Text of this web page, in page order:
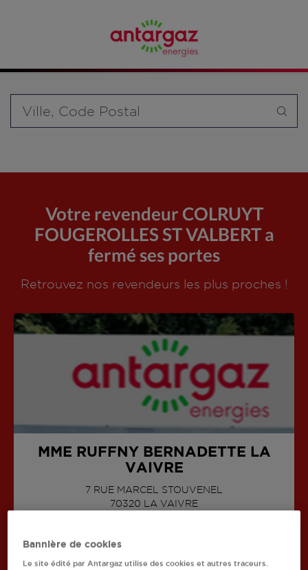
bouteille souhaité et le type de point de vente (revendeur /
distributeur automatique de bouteilles de gaz ou station GPL
carburant)
Votre revendeur COLRUYT
FOUGEROLLES ST VALBERT a
fermé ses portes
Retrouvez nos revendeurs les plus proches !
MME RUFFNY BERNADETTE LA
VAIVRE
7 RUE MARCEL STOUVENEL
70320 LA VAIVRE
AFFICHER LE TÉLÉPHONE
Bannière de cookies
Le site édité par Antargaz utilise des cookies et autres traceurs.